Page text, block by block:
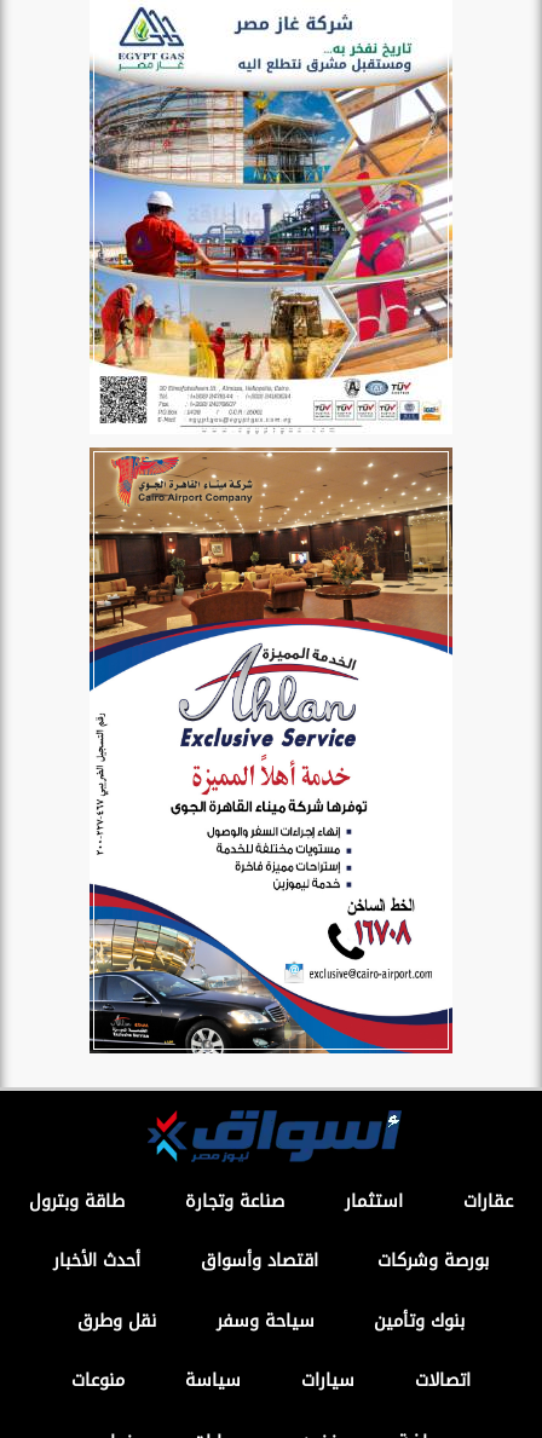
عقارات استثمار صناعة وتجارة
طاقة وبترول
بورصة وشركات
اقتصاد وأسواق
أحدث الأخبار
بنوك وتأمين
سياحة وسفر
نقل وطرق
اتصالات
سيارات سياسة
منوعات